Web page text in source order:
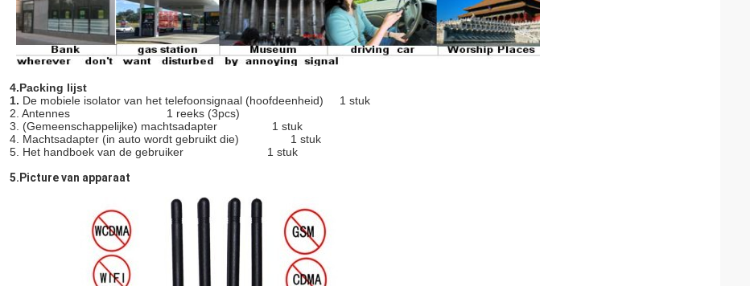
4.Packing lijst
1. De mobiele isolator van het telefoonsignaal (hoofdeenheid) 1 stuk
2. Antennes 1 reeks (3pcs)
3. (Gemeenschappelijke) machtsadapter 1 stuk
4. Machtsadapter (in auto wordt gebruikt die) 1 stuk
5. Het handboek van de gebruiker 1 stuk
5.Picture van apparaat